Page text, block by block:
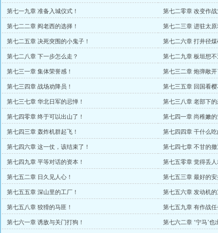
第七一九章 准备入城仪式！ 第七二零章 改变作
第七二二章 阎老西的选择！ 第七二三章 进驻太
第七二五章 决死突围的小鬼子！ 第七二六章 打井径
第七二八章 下一步怎么走？ 第七二九章 板垣想
第七三一章 集体荣誉感！ 第七三二章 炮弹敞
第七三四章 战场劝降员！ 第七三五章 回国看
第七三七章 华北日军的忌惮！ 第七三八章 老部下
第七四零章 终于可以出山了！ 第七四一章 尚稚嫩
第七四三章 轰炸机群起飞！ 第七四四章 干什么
第七四六章 这一仗，该结束了！ 第七四七章 不甘的
第七四九章 平等对话的资本！ 第七五零章 觉得丢
第七五二章 日久见人心！ 第七五三章 最好的
第七五五章 深山里的工厂！ 第七五六章 发动机
第七五八章 狡猾的马匪！ 第七五九章 有作战
第七六一章 诱敌与关门打狗！ 第七六二章 ‘宁马’也